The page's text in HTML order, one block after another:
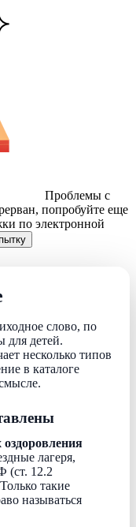
Проблемы с
попробуйте еще
по электронной
слово, по
для детей.
несколько типов
в каталоге
лагеря,
(ст. 12.2
такие
называться